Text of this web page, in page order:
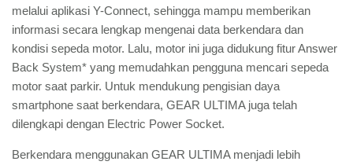
melalui aplikasi Y-Connect, sehingga mampu memberikan
informasi secara lengkap mengenai data berkendara dan
kondisi sepeda motor. Lalu, motor ini juga didukung fitur Answer
Back System* yang memudahkan pengguna mencari sepeda
motor saat parkir. Untuk mendukung pengisian daya
smartphone saat berkendara, GEAR ULTIMA juga telah
dilengkapi dengan Electric Power Socket.
Berkendara menggunakan GEAR ULTIMA menjadi lebih